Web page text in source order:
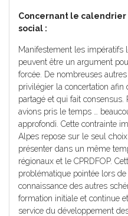
Concernant le
social :
Manifestement les impératifs
peuvent être un argument
forcée. De nombreuses
privilégier la concertation afin
partagé et qui fait consensus.
avions pris le temps …
approfondi. Cette contrainte
Alpes repose sur le seul
présenter dans un même
régionaux et le CPRDFOP.
problématique pointée lors de
connaissance des autres
formation initiale et continue
service du développement